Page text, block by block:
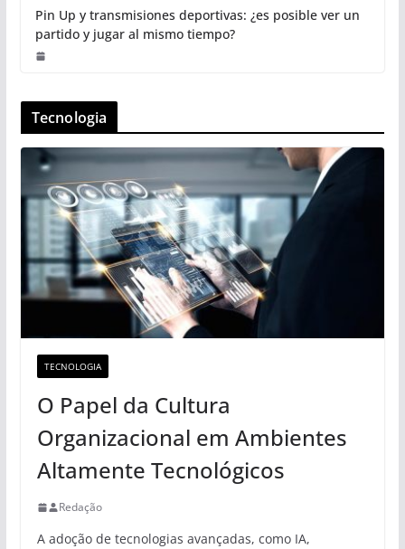
Pin Up y transmisiones deportivas: ¿es posible ver un
partido y jugar al mismo tiempo?
Tecnologia
TECNOLOGIA
O Papel da Cultura
Organizacional em Ambientes
Altamente Tecnológicos
Redação
A adoção de tecnologias avançadas, como IA,